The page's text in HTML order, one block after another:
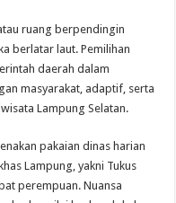
ruang berpendingin
berlatar laut. Pemilihan
daerah dalam
masyarakat, adaptif, serta
Lampung Selatan.
pakaian dinas harian
Lampung, yakni Tukus
perempuan. Nuansa